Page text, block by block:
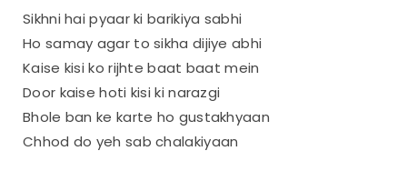
Sikhni hai pyaar ki barikiya sabhi
Ho samay agar to sikha dijiye abhi
Kaise kisi ko rijhte baat baat mein
Door kaise hoti kisi ki narazgi
Bhole ban ke karte ho gustakhyaan
Chhod do yeh sab chalakiyaan